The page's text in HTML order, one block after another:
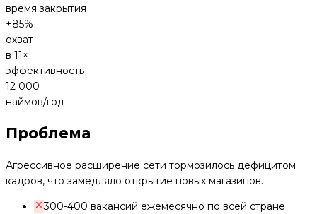
время закрытия
+85%
охват
в 11×
эффективность
12 000
наймов/год
Проблема
Агрессивное расширение сети тормозилось дефицитом
кадров, что замедляло открытие новых магазинов.
300-400 вакансий ежемесячно по всей стране